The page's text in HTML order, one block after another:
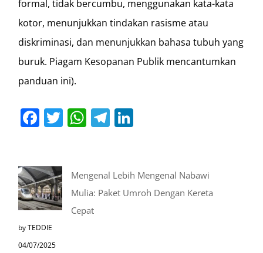
formal, tidak bercumbu, menggunakan kata-kata
kotor, menunjukkan tindakan rasisme atau
diskriminasi, dan menunjukkan bahasa tubuh yang
buruk. Piagam Kesopanan Publik mencantumkan
panduan ini).
Facebook
Twitter
WhatsApp
Telegram
Mengenal Lebih Mengenal Nabawi
Mulia: Paket Umroh Dengan Kereta
Cepat
by TEDDIE
04/07/2025